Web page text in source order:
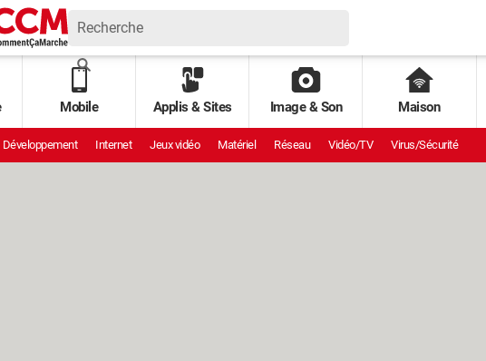
Mobile Applis & Sites Image & Son Maison
Développement Internet Jeux vidéo Matériel Réseau Vidéo/TV Virus/Sécurité